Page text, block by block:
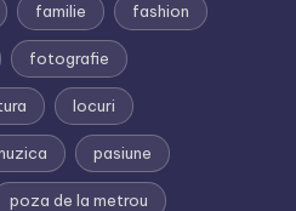
familie fashion
fotografie
locuri
pasiune
poza de la metrou